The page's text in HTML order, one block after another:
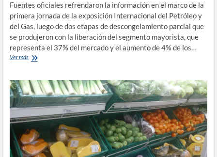
Fuentes oficiales refrendaron la información en el marco de la
primera jornada de la exposición Internacional del Petróleo y
del Gas, luego de dos etapas de descongelamiento parcial que
se produjeron con la liberación del segmento mayorista, que
representa el 37% del mercado y el aumento de 4% de los…
Ver másConfirman
de
los
precios
de
los
combustibles
desde
el
14